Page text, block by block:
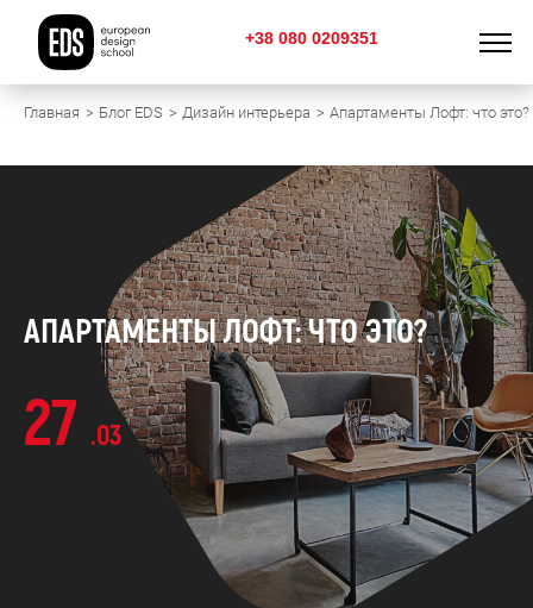
+38 080 0209351
Главная Блог EDS Дизайн интерьера Апартаменты Лофт: что это?
АПАРТАМЕНТЫ ЛОФТ: ЧТО ЭТО?
27 .03